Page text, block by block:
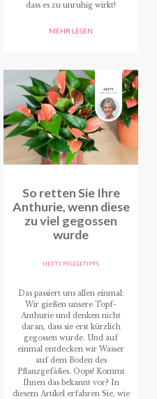
dass es zu unruhig wirkt!
MEHR LESEN
So retten Sie Ihre
Anthurie, wenn diese
zu viel gegossen
wurde
HETTY, PFLEGETIPPS
Das passiert uns allen einmal:
Wir gießen unsere Topf-
Anthurie und denken nicht
daran, dass sie erst kürzlich
gegossen wurde. Und auf
einmal entdecken wir Wasser
auf dem Boden des
Pflanzgefäßes. Oops! Kommt
Ihnen das bekannt vor? In
diesem Artikel erfahren Sie, wie